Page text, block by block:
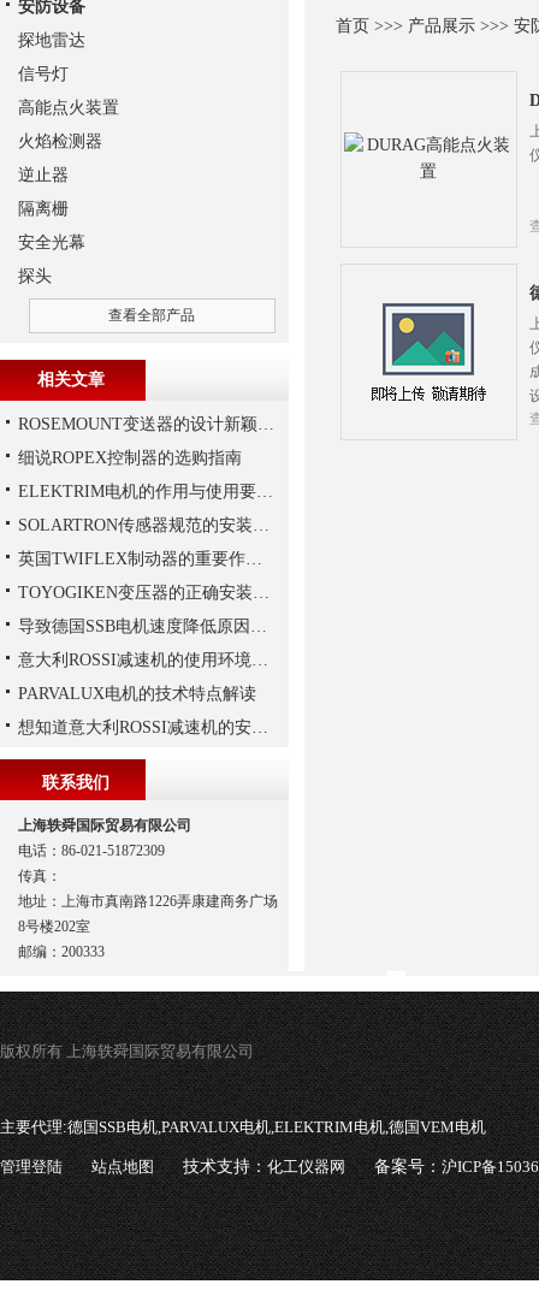
首页 >>> 产品展示 >>>安
安防设备
探地雷达
信号灯
高能点火装置
火焰检测器
逆止器
隔离栅
安全光幕
探头
查看全部产品
相关文章
ROSEMOUNT变送器的设计新颖性且使用安全性
细说ROPEX控制器的选购指南
ELEKTRIM电机的作用与使用要求讲解
SOLARTRON传感器规范的安装技巧
英国TWIFLEX制动器的重要作用是什么？
TOYOGIKEN变压器的正确安装方式
导致德国SSB电机速度降低原因有哪些?
意大利ROSSI减速机的使用环境和保养要求
PARVALUX电机的技术特点解读
想知道意大利ROSSI减速机的安装技巧，那就看这里
联系我们
上海轶舜国际贸易有限公司
电话：86-021-51872309
传真：
地址：上海市真南路1226弄康建商务广场
8号楼202室
邮编：200333
版权所有 上海轶舜国际贸易有限公司
主要代理:德国SSB电机,PARVALUX电机,ELEKTRIM电机,德国VEM电机
管理登陆 站点地图 技术支持：化工仪器网 备案号：沪ICP备